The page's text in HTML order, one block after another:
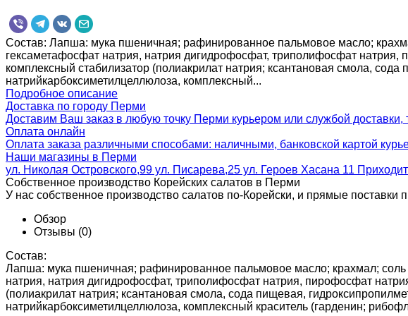
Состав: Лапша: мука пшеничная; рафинированное пальмовое масло;
гексаметафосфат натрия, натрия дигидрофосфат, триполифосфат
комплексный стабилизатор (полиакрилат натрия; ксантановая смола,
натрийкарбоксиметилцеллюлоза, комплексный...
Подробное описание
Доставка по городу Перми
Доставим Ваш заказ в любую точку Перми курьером или службой доставки,
Оплата онлайн
Оплата заказа различными способами: наличными, банковской картой
Наши магазины в Перми
ул. Николая Островского,99 ул. Писарева,25 ул. Героев Хасана 11
Собственное производство Корейских салатов в Перми
У нас собственное производство салатов по-Корейски, и прямые поставки
Обзор
Отзывы (0)
Состав:
Лапша: мука пшеничная; рафинированное пальмовое масло; крахмал; соль
натрия, натрия дигидрофосфат, триполифосфат натрия, пирофосфат
(полиакрилат натрия; ксантановая смола, сода пищевая,
натрийкарбоксиметилцеллюлоза, комплексный краситель (гарденин;